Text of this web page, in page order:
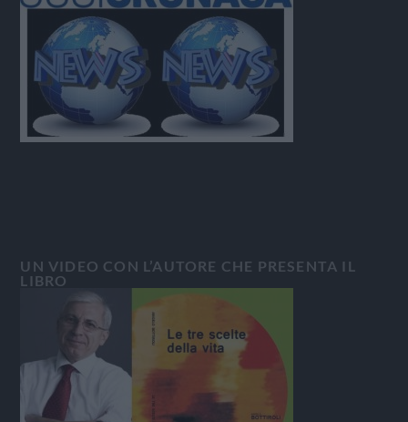
UN VIDEO CON L’AUTORE CHE PRESENTA IL
LIBRO